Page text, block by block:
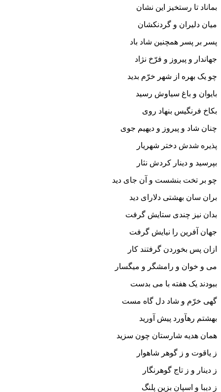
بماناد تا رستخیز این نشان
میان دلیران و گردنکشان‏
پسر بر پسر همچنین شاد باد
جهاندار و پیروز و فرّخ نژاد
چو یک بهره از شهر خرّم بدید
بایوان و باغ سیاوش رسید
بکاخ فرنگیس بنهاد روى
چنان شاد و پیروز و دیهیم جوى‏
پذیره شدش دختر شهریار
بپرسید و دینار کردش نثار
چو بر تخت بنشست و آن جاى دید
بران سان بهشتى دلاراى دید
بدان نیز چندى ستایش گرفت
جهان آفرین را نیایش گرفت‏
ازان پس بخوردن گرفتند کار
مى و خوان و رامشگر و میگسار
ببودند یک هفته با مى بدست
گهى خرّم و شاد دل گاه مست‏
بهشتم ره‏آورد پیش آورید
همان هدیه شارستان چون سزید
ز یاقوت و ز گوهر شاهوار
ز دینار و ز تاج گوهرنگار
ز دیبا و اسپان بزین پلنگ